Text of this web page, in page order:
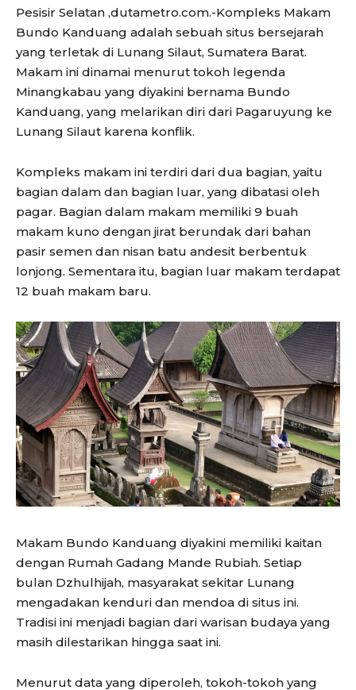
Pesisir Selatan ,dutametro.com.-Kompleks Makam
Bundo Kanduang adalah sebuah situs bersejarah
yang terletak di Lunang Silaut, Sumatera Barat.
Makam ini dinamai menurut tokoh legenda
Minangkabau yang diyakini bernama Bundo
Kanduang, yang melarikan diri dari Pagaruyung ke
Lunang Silaut karena konflik.
Kompleks makam ini terdiri dari dua bagian, yaitu
bagian dalam dan bagian luar, yang dibatasi oleh
pagar. Bagian dalam makam memiliki 9 buah
makam kuno dengan jirat berundak dari bahan
pasir semen dan nisan batu andesit berbentuk
lonjong. Sementara itu, bagian luar makam terdapat
12 buah makam baru.
Makam Bundo Kanduang diyakini memiliki kaitan
dengan Rumah Gadang Mande Rubiah. Setiap
bulan Dzhulhijah, masyarakat sekitar Lunang
mengadakan kenduri dan mendoa di situs ini.
Tradisi ini menjadi bagian dari warisan budaya yang
masih dilestarikan hingga saat ini.
Menurut data yang diperoleh, tokoh-tokoh yang